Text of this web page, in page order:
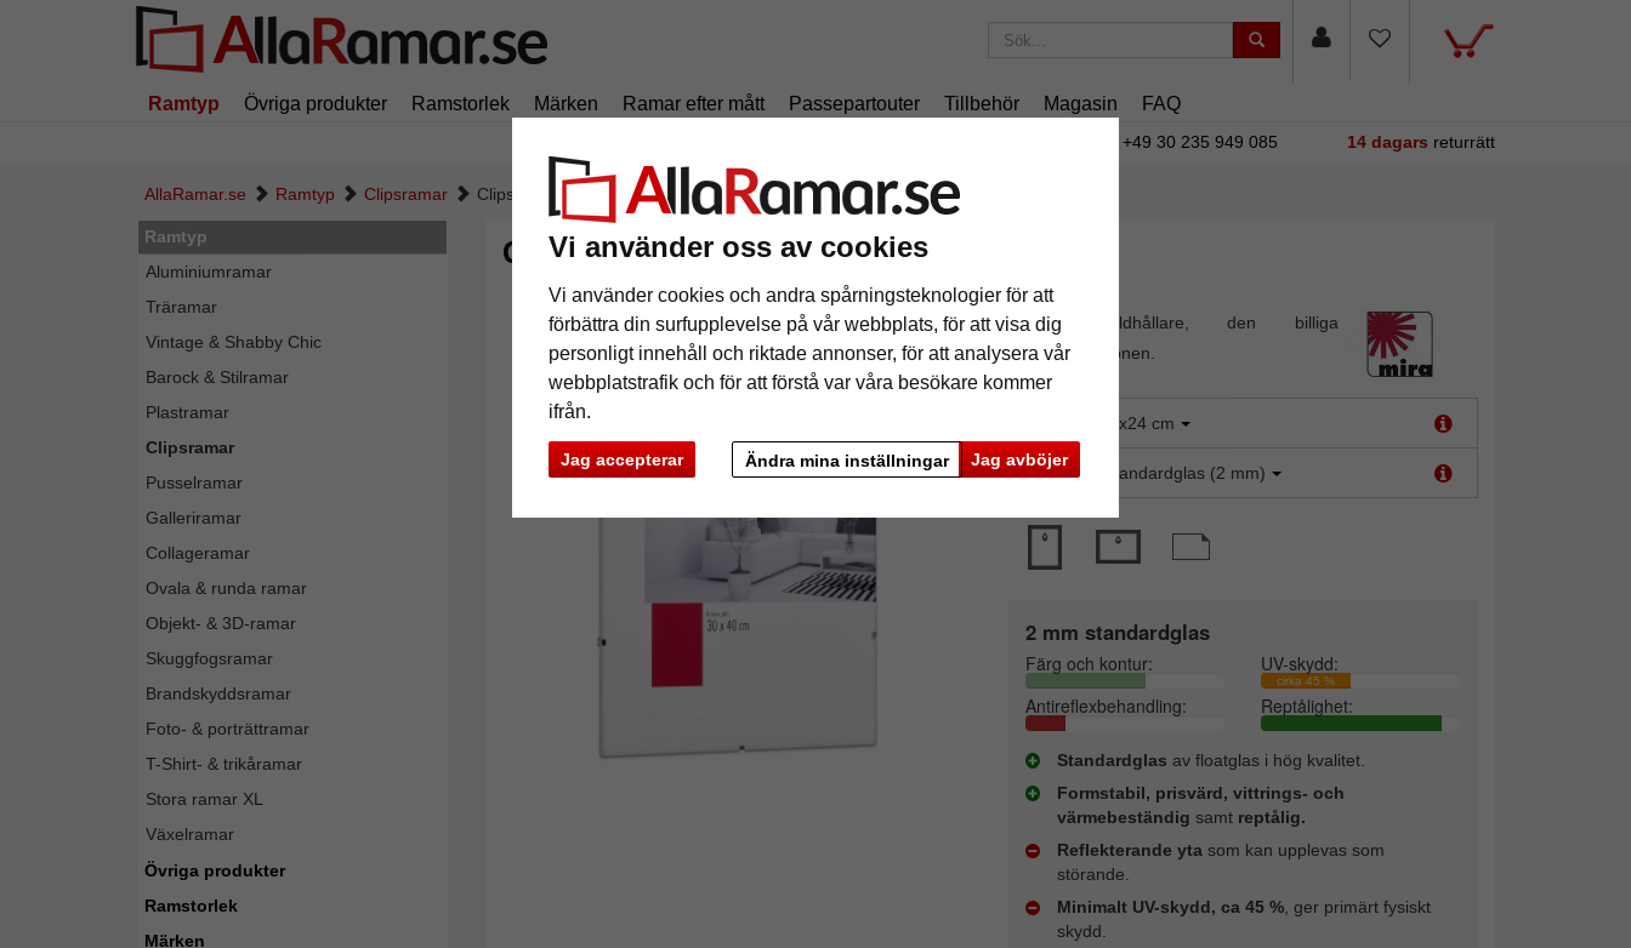
Vi använder oss av cookies
Vi använder cookies och andra spårningsteknologier för att
förbättra din surfupplevelse på vår webbplats, för att visa dig
personligt innehåll och riktade annonser, för att analysera vår
webbplatstrafik och för att förstå var våra besökare kommer
ifrån.
Jag accepterar Jag avböjer
Ändra mina inställningar
Ramtyp Övriga produkter Ramstorlek Märken Ramar efter mått Passepartouter Tillbehör Magasin FAQ
+49 30 235 949 085 14 dagars returrätt
AllaRamar.se Ramtyp Clipsramar Clipsram
Ramtyp
Aluminiumramar
Träramar
Vintage & Shabby Chic
Barock & Stilramar
Plastramar
Clipsramar
Pusselramar
Galleriramar
Collageramar
Ovala & runda ramar
Objekt- & 3D-ramar
Skuggfogsramar
Brandskyddsramar
Foto- & porträttramar
T-Shirt- & trikåramar
Stora ramar XL
Växelramar
Övriga produkter
Ramstorlek
Märken
Clipsram
Ramlös bildhållare, den billiga
bildpresentationen.
18x24 cm
glasart: Standardglas (2 mm)
2 mm standardglas
Färg och kontur: UV-skydd:
cirka 45 %
Antireflexbehandling: Reptålighet:
Standardglas av floatglas i hög kvalitet.
Formstabil, prisvärd, vittrings- och
värmebeständig samt reptålig.
Reflekterande yta som kan upplevas som
störande.
Minimalt UV-skydd, ca 45 %, ger primärt fysiskt
skydd.